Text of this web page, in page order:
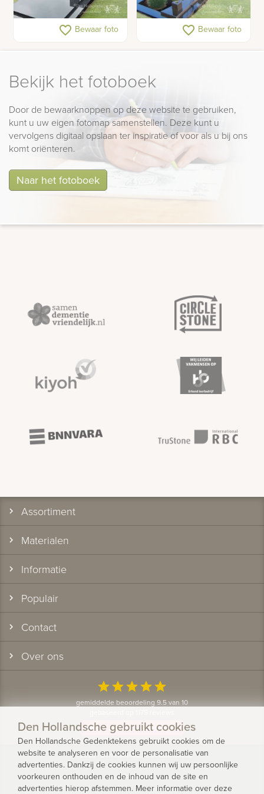
Grafsteen met kruis in
lettersteenfavorite_border Bewaar foto Grafsteen met rozen
favorite_border Bewaar foto
Bekijk het fotoboek
Door de bewaarknoppen op deze website te gebruiken,
kunt u uw eigen fotomap samenstellen. Deze kunt u
vervolgens digitaal opslaan ter inspiratie of voor als u bij ons
komt oriënteren.
Naar het fotoboek
Assortiment
Materialen
Informatie
Populair
Contact
Over ons
starstarstarstarstar
gemiddelde beoordeling 9.5 van 10
Bekijk alle klantervaringen
© 2026 - Den Hollandsche Gedenktekens
Privacy
Den Hollandsche gebruikt cookies
Den Hollandsche Gedenktekens gebruikt cookies om de
website te analyseren en voor de personalisatie van
advertenties. Dankzij de cookies kunnen wij uw persoonlijke
voorkeuren onthouden en de inhoud van de site en
advertenties hierop afstemmen. Meer informatie over deze